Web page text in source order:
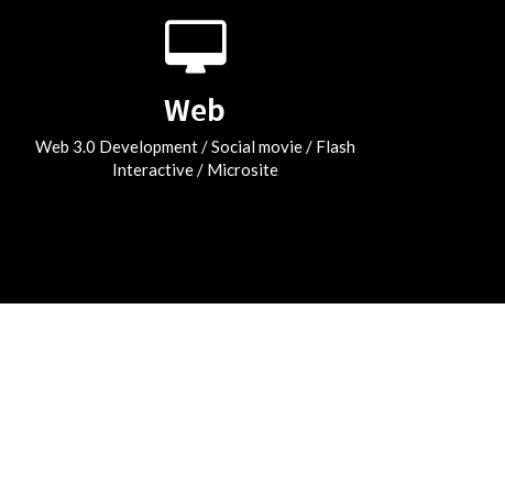
Web
Web 3.0 Development / Social movie / Flash
Interactive / Microsite